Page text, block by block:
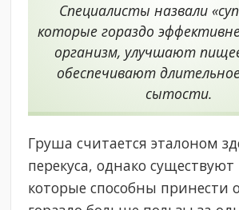
Специалисты назвали
которые гораздо
организм, улучшают
обеспечивают
сытости.
Груша считается эталоном
перекуса, однако
которые способны принести